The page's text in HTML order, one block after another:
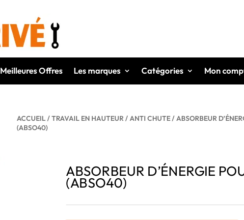
Meilleures Offres Les marques Catégories Mon
ACCUEIL/ TRAVAIL EN HAUTEUR/ ANTI CHUTE/ ABSORBEUR
(ABSO40)
ABSORBEUR D’ÉNERGIE
(ABSO40)